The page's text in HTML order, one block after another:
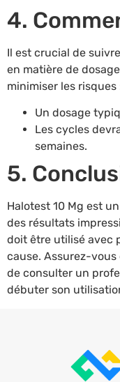
4.
Il est crucial de
en matière de
minimiser les risques
Un dosage
Les cycles
semaines.
5.
Halotest 10 Mg est
des résultats
doit être utilisé avec
cause. Assurez-
de consulter un
débuter son